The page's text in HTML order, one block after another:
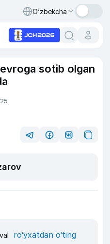
O‘zbekcha
sotib olgan
ro‘yxatdan o‘ting